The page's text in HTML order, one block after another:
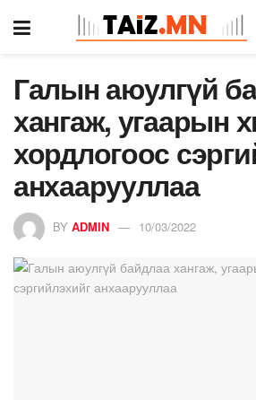
Галын аюулгүй
хангаж, угаарын
хордлогоос
анхаарууллаа
BY ADMIN 10/03/2022